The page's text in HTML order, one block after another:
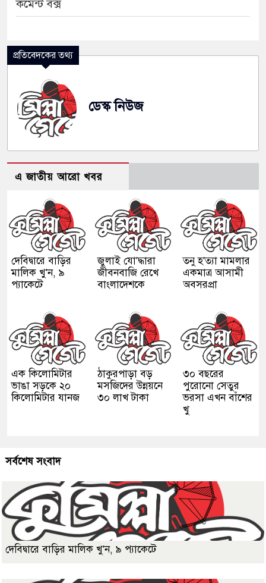
কমেন্ট বক্স
প্রতিবেদকের তথ্য
ডেস্ক নিউজ
এ জাতীয় আরো খবর
দেবিদ্বারে বাড়ির
মালিক খু'ন, ৯
প্যাকেটে
জুলাই যো'দ্ধারা
জীবনবাজি রেখে
বাংলাদেশকে
তনু হ'ত্যা মামলার
একমাত্র আসামী
অবসরপ্রা
এক কিলোমিটার
ভাঙা সড়কে ২০
কিলোমিটার যানজ
ঠাকুরপাড়া বড়
মসজিদের উন্নয়নে
৩০ লাখ টাকা
৩০ বছরের
পুরোনো সেতুর
ভরসা এখন বাঁশের
খু
সর্বশেষ সংবাদ
দেবিদ্বারে বাড়ির মালিক খু'ন, ৯ প্যাকেটে